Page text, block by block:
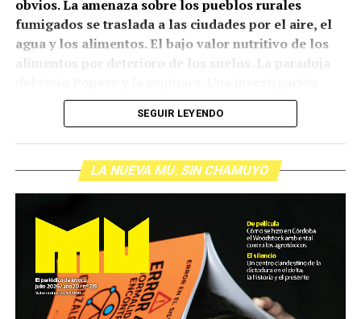
obvios. La amenaza sobre los pueblos rurales
fumigados se traslada a las ciudades por el aire, el
agua y los alimentos. El bajo valor nutritivo de los
alimentos por deterioro de los suelos. La paradoja
europea y un porcentaje exótico (100%) de cuerpos
contaminados. Las resistencias bacterianas en los
feed lots, las grasas saturadas y otros detalles de la
crisis alimentaria del presente, para poder pensar el
(Escuchá el podcast completo: 7 minutos)
SEGUIR LEYENDO
LA NUEVA MU. SIN CHAMUYO